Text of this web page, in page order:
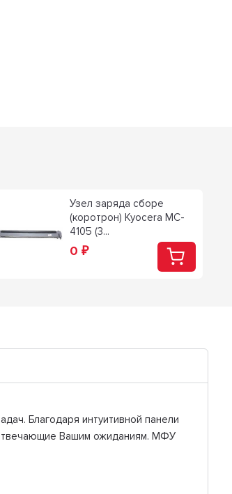
Узел заряда сборе
(коротрон) Kyocera MC-
4105 (3...
0₽
Благодаря интуитивной панели
Вашим ожиданиям. МФУ